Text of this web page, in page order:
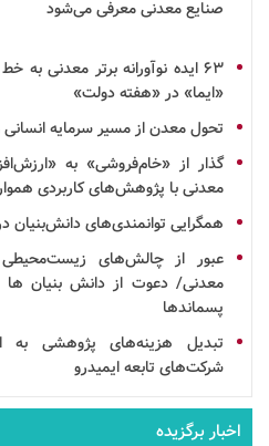
صنایع معدنی معرفی می‌شود
۶۳ ایده نوآورانه برتر معدنی به
«ایما» در «هفته دولت»
تحول معدن از مسیر سرمایه
گذار از «خام‌فروشی» به
معدنی با پژوهش‌های کاربردی
همگرایی توانمندی‌هایدانش‌بنیان
عبور از چالش‌های زیست‌محیطی
معدنی/ دعوت از دانش بنیان ها
پسماندها
تبدیل هزینه‌های پژوهشی به
شرکت‌های تابعه ایمیدرو
اخبار برگزیده